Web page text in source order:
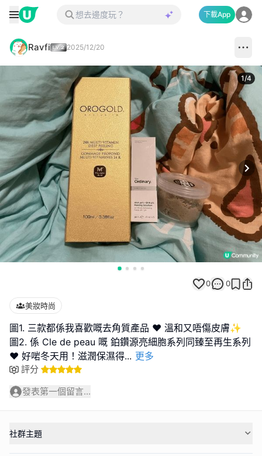
下載App
Ravfi 2025/12/20
1/4
0 0
美妝時尚
圖1. 三款都係我喜歡嘅去角質產品 ❤️ 溫和又唔傷皮膚✨
圖2. 係 Cle de peau 嘅 鉑鑽源亮細胞系列同臻至再生系列
❤️ 好啱冬天用！滋潤保濕得... 更多
評分
發表第一個留言...
社群主題